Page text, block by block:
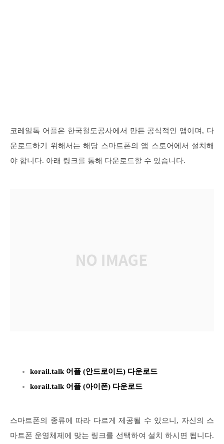
코레일톡 어플은 한국철도공사에서 만든 공식적인 앱이며, 다
운로드하기 위해서는 해당 스마트폰의 앱 스토어에서 설치해
야 합니다. 아래 링크를 통해 다운로드할 수 있습니다.
korail.talk 어플 (안드로이드) 다운로드
korail.talk 어플 (아이폰) 다운로드
스마트폰의 종류에 따라 다르게 제공될 수 있으니, 자신의 스
마트폰 운영체제에 맞는 링크를 선택하여 설치 하시면 됩니다.